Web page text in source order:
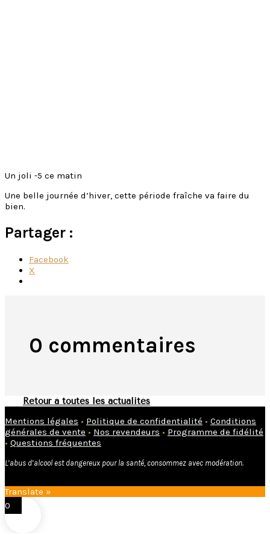
Médoc & Cru Bourgeois
Autour du vin
Brèves de salon
Les adresses honnêtes
Gastronomie
Blog
Contact